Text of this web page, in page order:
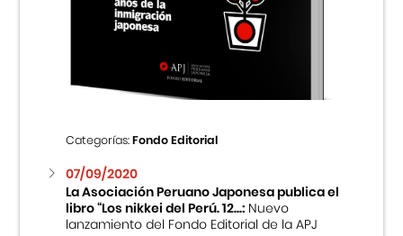
Categorías:Fondo Editorial
07/09/2020
La Asociación Peruano Japonesa publica el
libro “Los nikkei del Perú. 12...:Nuevo
lanzamiento del Fondo Editorial de la APJ